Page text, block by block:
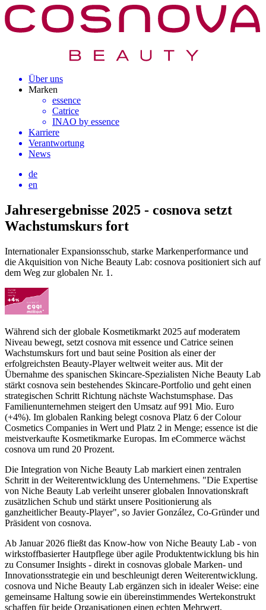
Über uns
Marken
essence
Catrice
INAO by essence
Karriere
Verantwortung
News
de
en
Jahresergebnisse 2025 - cosnova setzt
Wachstumskurs fort
Internationaler Expansionsschub, starke Markenperformance und
die Akquisition von Niche Beauty Lab: cosnova positioniert sich auf
dem Weg zur globalen Nr. 1.
Während sich der globale Kosmetikmarkt 2025 auf moderatem
Niveau bewegt, setzt cosnova mit essence und Catrice seinen
Wachstumskurs fort und baut seine Position als einer der
erfolgreichsten Beauty-Player weltweit weiter aus. Mit der
Übernahme des spanischen Skincare-Spezialisten Niche Beauty Lab
stärkt cosnova sein bestehendes Skincare-Portfolio und geht einen
strategischen Schritt Richtung nächste Wachstumsphase. Das
Familienunternehmen steigert den Umsatz auf 991 Mio. Euro
(+4%). Im globalen Ranking belegt cosnova Platz 6 der Colour
Cosmetics Companies in Wert und Platz 2 in Menge; essence ist die
meistverkaufte Kosmetikmarke Europas. Im eCommerce wächst
cosnova um rund 20 Prozent.
Die Integration von Niche Beauty Lab markiert einen zentralen
Schritt in der Weiterentwicklung des Unternehmens. "Die Expertise
von Niche Beauty Lab verleiht unserer globalen Innovationskraft
zusätzlichen Schub und stärkt unsere Positionierung als
ganzheitlicher Beauty-Player", so Javier González, Co-Gründer und
Präsident von cosnova.
Ab Januar 2026 fließt das Know-how von Niche Beauty Lab - von
wirkstoffbasierter Hautpflege über agile Produktentwicklung bis hin
zu Consumer Insights - direkt in cosnovas globale Marken- und
Innovationsstrategie ein und beschleunigt deren Weiterentwicklung.
cosnova und Niche Beauty Lab ergänzen sich in idealer Weise: eine
gemeinsame Haltung sowie ein übereinstimmendes Wertekonstrukt
schaffen für beide Organisationen einen echten Mehrwert.